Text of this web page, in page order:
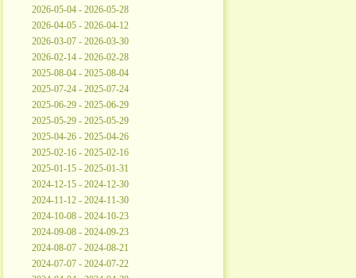
2026-05-04 - 2026-05-28
2026-04-05 - 2026-04-12
2026-03-07 - 2026-03-30
2026-02-14 - 2026-02-28
2025-08-04 - 2025-08-04
2025-07-24 - 2025-07-24
2025-06-29 - 2025-06-29
2025-05-29 - 2025-05-29
2025-04-26 - 2025-04-26
2025-02-16 - 2025-02-16
2025-01-15 - 2025-01-31
2024-12-15 - 2024-12-30
2024-11-12 - 2024-11-30
2024-10-08 - 2024-10-23
2024-09-08 - 2024-09-23
2024-08-07 - 2024-08-21
2024-07-07 - 2024-07-22